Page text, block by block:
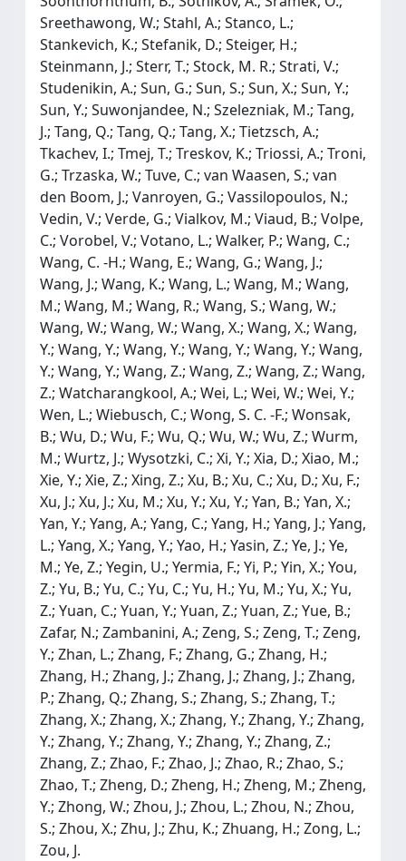
Sreethawong, W.; Stahl, A.; Stanco, L.;
Stankevich, K.; Stefanik, D.; Steiger, H.;
Steinmann, J.; Sterr, T.; Stock, M. R.; Strati, V.;
Studenikin, A.; Sun, G.; Sun, S.; Sun, X.; Sun, Y.;
Sun, Y.; Suwonjandee, N.; Szelezniak, M.; Tang,
J.; Tang, Q.; Tang, Q.; Tang, X.; Tietzsch, A.;
Tkachev, I.; Tmej, T.; Treskov, K.; Triossi, A.; Troni,
G.; Trzaska, W.; Tuve, C.; van Waasen, S.; van
den Boom, J.; Vanroyen, G.; Vassilopoulos, N.;
Vedin, V.; Verde, G.; Vialkov, M.; Viaud, B.; Volpe,
C.; Vorobel, V.; Votano, L.; Walker, P.; Wang, C.;
Wang, C. -H.; Wang, E.; Wang, G.; Wang, J.;
Wang, J.; Wang, K.; Wang, L.; Wang, M.; Wang,
M.; Wang, M.; Wang, R.; Wang, S.; Wang, W.;
Wang, W.; Wang, W.; Wang, X.; Wang, X.; Wang,
Y.; Wang, Y.; Wang, Y.; Wang, Y.; Wang, Y.; Wang,
Y.; Wang, Y.; Wang, Z.; Wang, Z.; Wang, Z.; Wang,
Z.; Watcharangkool, A.; Wei, L.; Wei, W.; Wei, Y.;
Wen, L.; Wiebusch, C.; Wong, S. C. -F.; Wonsak,
B.; Wu, D.; Wu, F.; Wu, Q.; Wu, W.; Wu, Z.; Wurm,
M.; Wurtz, J.; Wysotzki, C.; Xi, Y.; Xia, D.; Xiao, M.;
Xie, Y.; Xie, Z.; Xing, Z.; Xu, B.; Xu, C.; Xu, D.; Xu, F.;
Xu, J.; Xu, J.; Xu, M.; Xu, Y.; Xu, Y.; Yan, B.; Yan, X.;
Yan, Y.; Yang, A.; Yang, C.; Yang, H.; Yang, J.; Yang,
L.; Yang, X.; Yang, Y.; Yao, H.; Yasin, Z.; Ye, J.; Ye,
M.; Ye, Z.; Yegin, U.; Yermia, F.; Yi, P.; Yin, X.; You,
Z.; Yu, B.; Yu, C.; Yu, C.; Yu, H.; Yu, M.; Yu, X.; Yu,
Z.; Yuan, C.; Yuan, Y.; Yuan, Z.; Yuan, Z.; Yue, B.;
Zafar, N.; Zambanini, A.; Zeng, S.; Zeng, T.; Zeng,
Y.; Zhan, L.; Zhang, F.; Zhang, G.; Zhang, H.;
Zhang, H.; Zhang, J.; Zhang, J.; Zhang, J.; Zhang,
P.; Zhang, Q.; Zhang, S.; Zhang, S.; Zhang, T.;
Zhang, X.; Zhang, X.; Zhang, Y.; Zhang, Y.; Zhang,
Y.; Zhang, Y.; Zhang, Y.; Zhang, Y.; Zhang, Z.;
Zhang, Z.; Zhao, F.; Zhao, J.; Zhao, R.; Zhao, S.;
Zhao, T.; Zheng, D.; Zheng, H.; Zheng, M.; Zheng,
Y.; Zhong, W.; Zhou, J.; Zhou, L.; Zhou, N.; Zhou,
S.; Zhou, X.; Zhu, J.; Zhu, K.; Zhuang, H.; Zong, L.;
Zou, J.